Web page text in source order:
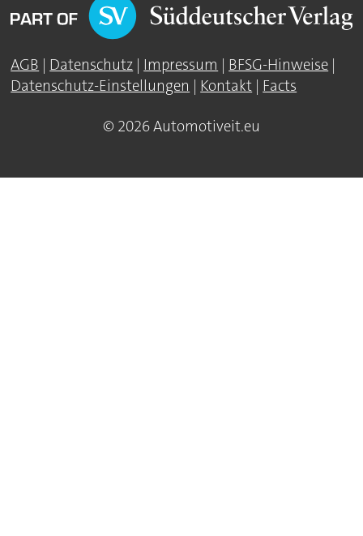
AGB Datenschutz Impressum BFSG-Hinweise
Datenschutz-Einstellungen
Kontakt Facts
© 2026 Automotiveit.eu